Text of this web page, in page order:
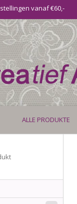
vanaf €60,-
ALLE PRODUKTE